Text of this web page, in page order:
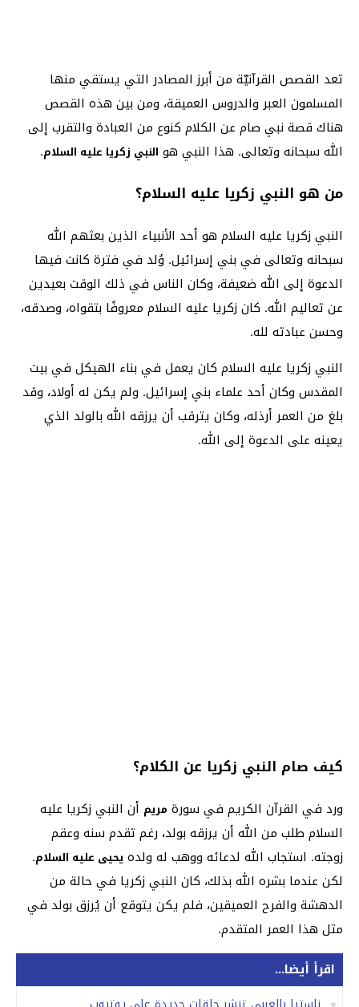
تعد القصص القرآنيّة من أبرز المصادر التي يستقي منها
المسلمون العبر والدروس العميقة، ومن بين هذه القصص
هناك قصة نبي صام عن الكلام كنوع من العبادة والتقرب إلى
الله سبحانه وتعالى. هذا النبي هو النبي زكريا عليه السلام.
من هو النبي زكريا عليه السلام؟
النبي زكريا عليه السلام هو أحد الأنبياء الذين بعثهم الله
سبحانه وتعالى في بني إسرائيل. وُلد في فترة كانت فيها
الدعوة إلى الله ضعيفة، وكان الناس في ذلك الوقت بعيدين
عن تعاليم الله. كان زكريا عليه السلام معروفًا بتقواه، وصدقه،
وحسن عبادته لله.
النبي زكريا عليه السلام كان يعمل في بناء الهيكل في بيت
المقدس وكان أحد علماء بني إسرائيل. ولم يكن له أولاد، وقد
بلغ من العمر أرذله، وكان يترقب أن يرزقه الله بالولد الذي
يعينه على الدعوة إلى الله.
كيف صام النبي زكريا عن الكلام؟
ورد في القرآن الكريم في سورة مريم أن النبي زكريا عليه
السلام طلب من الله أن يرزقه بولد، رغم تقدم سنه وعقم
زوجته. استجاب الله لدعائه ووهب له ولده يحيى عليه السلام.
لكن عندما بشره الله بذلك، كان النبي زكريا في حالة من
الدهشة والفرح العميقين، فلم يكن يتوقع أن يُرزق بولد في
مثل هذا العمر المتقدم.
اقرأ أيضا...